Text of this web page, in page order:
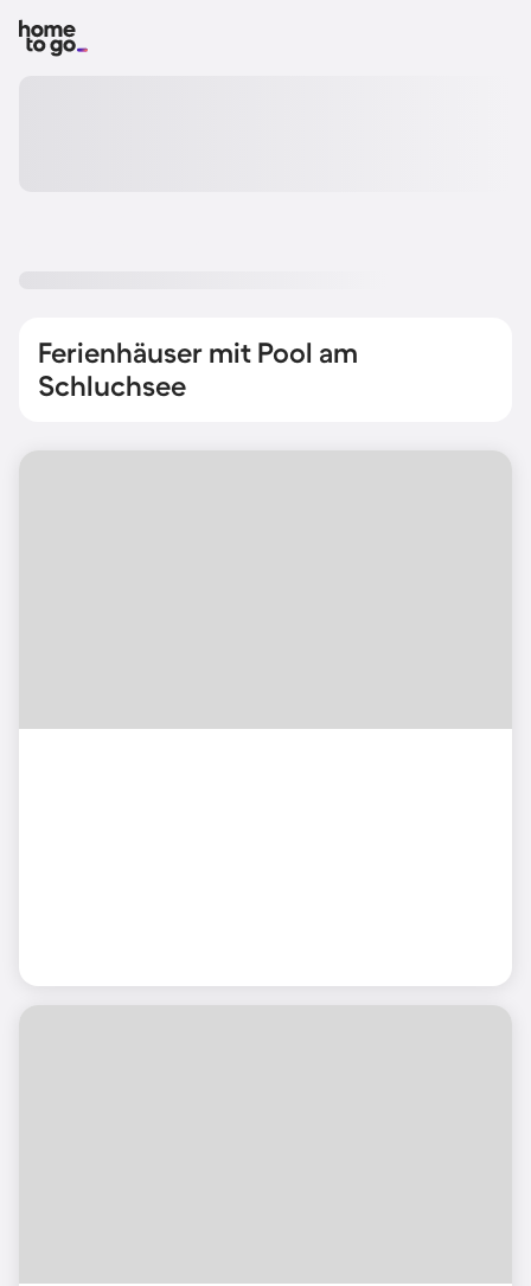
Ferienhäuser mit Pool am
Schluchsee